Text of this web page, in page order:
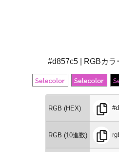
#d857c5 | RGBカラ
RGB (HEX)
RGB (10進数)